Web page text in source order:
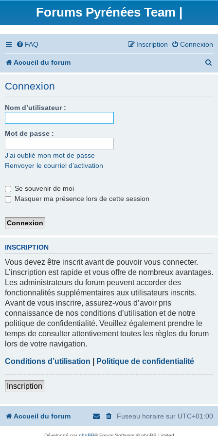
Forums Pyrénées Team |
FAQ Connexion
Inscription
Accueil du forum
Connexion
Nom d’utilisateur :
Mot de passe :
J’ai oublié mon mot de passe
Renvoyer le courriel d’activation
Se souvenir de moi
Masquer ma présence lors de cette session
INSCRIPTION
Vous devez être inscrit avant de pouvoir vous connecter.
L’inscription est rapide et vous offre de nombreux avantages.
Les administrateurs du forum peuvent accorder des
fonctionnalités supplémentaires aux utilisateurs inscrits.
Avant de vous inscrire, assurez-vous d’avoir pris
connaissance de nos conditions d’utilisation et de notre
politique de confidentialité. Veuillez également prendre le
temps de consulter attentivement toutes les règles du forum
lors de votre navigation.
Conditions d’utilisation Politique de confidentialité
Inscription
Accueil du forum Fuseau horaire sur UTC+01:00